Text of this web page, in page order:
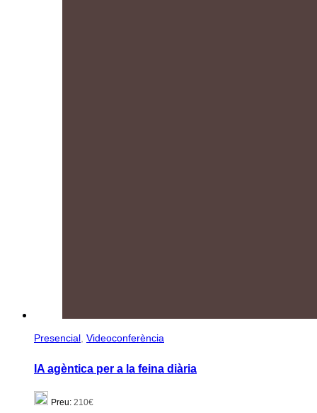
Presencial, Videoconferència
IA agèntica per a la feina diària
Preu: 210€